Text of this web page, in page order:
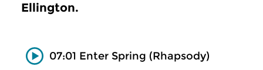
Ellington.
07:01 Enter Spring (Rhapsody)